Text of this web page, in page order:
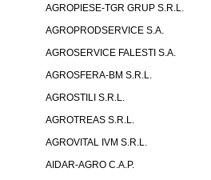
AGROPIESE-TGR GRUP S.R.L.
AGROPRODSERVICE S.A.
AGROSERVICE FALESTI S.A.
AGROSFERA-BM S.R.L.
AGROSTILI S.R.L.
AGROTREAS S.R.L.
AGROVITAL IVM S.R.L.
AIDAR-AGRO C.A.P.